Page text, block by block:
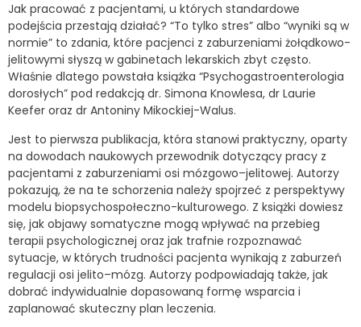
Jak pracować z pacjentami, u których standardowe
podejścia przestają działać? “To tylko stres” albo “wyniki są w
normie” to zdania, które pacjenci z zaburzeniami żołądkowo-
jelitowymi słyszą w gabinetach lekarskich zbyt często.
Właśnie dlatego powstała książka “Psychogastroenterologia
dorosłych” pod redakcją dr. Simona Knowlesa, dr Laurie
Keefer oraz dr Antoniny Mikockiej-Walus.
Jest to pierwsza publikacja, która stanowi praktyczny, oparty
na dowodach naukowych przewodnik dotyczący pracy z
pacjentami z zaburzeniami osi mózgowo–jelitowej. Autorzy
pokazują, że na te schorzenia należy spojrzeć z perspektywy
modelu biopsychospołeczno-kulturowego. Z książki dowiesz
się, jak objawy somatyczne mogą wpływać na przebieg
terapii psychologicznej oraz jak trafnie rozpoznawać
sytuacje, w których trudności pacjenta wynikają z zaburzeń
regulacji osi jelito–mózg. Autorzy podpowiadają także, jak
dobrać indywidualnie dopasowaną formę wsparcia i
zaplanować skuteczny plan leczenia.